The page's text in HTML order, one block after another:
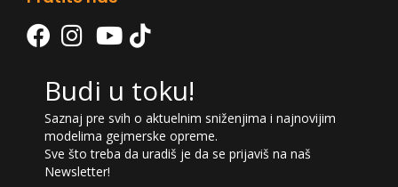
Budi u toku!
Saznaj pre svih o aktuelnim sniženjima i najnovijim
modelima gejmerske opreme.
Sve što treba da uradiš je da se prijaviš na naš
Newsletter!